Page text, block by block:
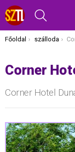
Itt vagy most:
Főoldal szálloda
Corner
Corner Hotel